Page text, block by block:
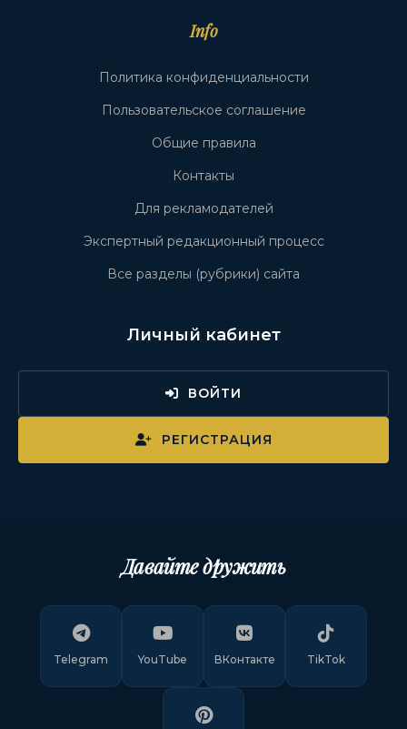
Info
Политика конфиденциальности
Пользовательское соглашение
Общие правила
Контакты
Для рекламодателей
Экспертный редакционный процесс
Все разделы (рубрики) сайта
Личный кабинет
ВОЙТИ
РЕГИСТРАЦИЯ
Давайте дружить
Telegram YouTube ВКонтакте TikTok